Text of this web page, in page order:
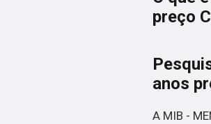
preço
anos
A MIB -